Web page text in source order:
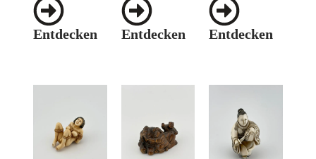
Entdecken Entdecken Entdecken